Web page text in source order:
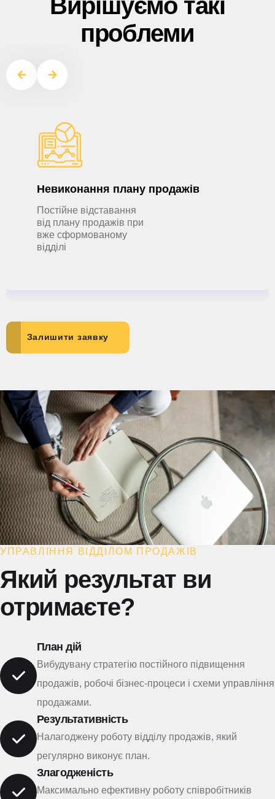
проблеми
Невиконання плану продажів
Постійне відставання
від плану продажів при
вже сформованому
відділі
Залишити заявку
УПРАВЛІННЯ ВІДДІЛОМ ПРОДАЖІВ
Який результат ви
отримаєте?
План дій
Вибудувану стратегію постійного підвищення
продажів, робочі бізнес-процеси і схеми управління
продажами.
Результативність
Налагоджену роботу відділу продажів, який
регулярно виконує план.
Злагодженість
Максимально ефективну роботу співробітників